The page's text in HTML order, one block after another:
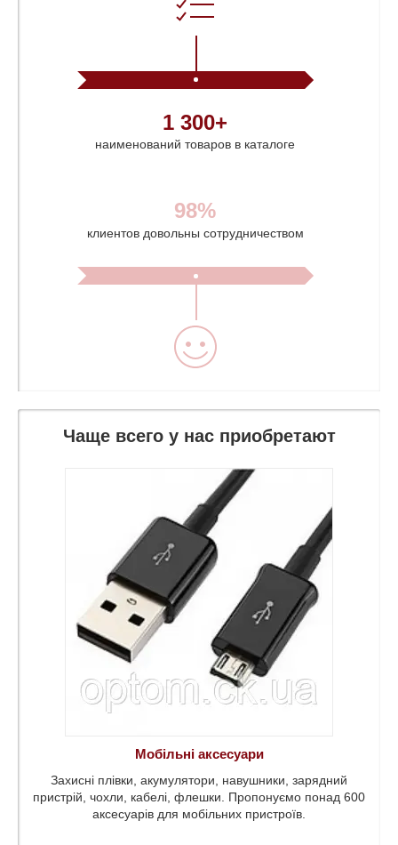
1 300+
наименований товаров в каталоге
98%
клиентов довольны сотрудничеством
Чаще всего у нас приобретают
Мобільні аксесуари
Захисні плівки, акумулятори, навушники, зарядний
пристрій, чохли, кабелі, флешки. Пропонуємо понад 600
аксесуарів для мобільних пристроїв.